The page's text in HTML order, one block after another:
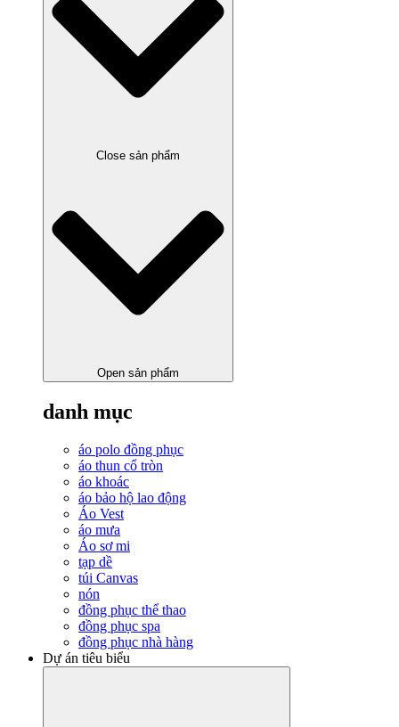
Close sản phẩm
Open sản phẩm
danh mục
áo polo đồng phục
áo thun cổ tròn
áo khoác
áo bảo hộ lao động
Áo Vest
áo mưa
Áo sơ mi
tạp dề
túi Canvas
nón
đồng phục thể thao
đồng phục spa
đồng phục nhà hàng
Dự án tiêu biểu